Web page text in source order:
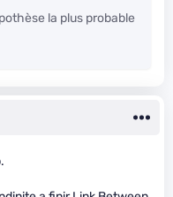
la plus probable